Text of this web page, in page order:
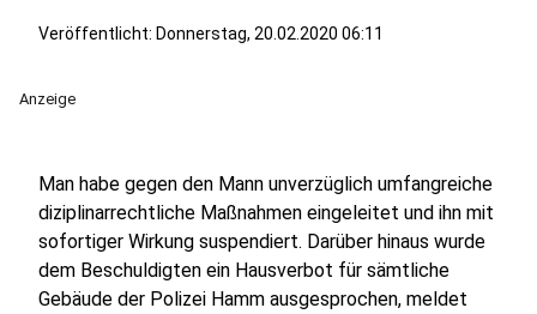
Veröffentlicht: Donnerstag, 20.02.2020 06:11
Anzeige
Man habe gegen den Mann unverzüglich umfangreiche
diziplinarrechtliche Maßnahmen eingeleitet und ihn mit
sofortiger Wirkung suspendiert. Darüber hinaus wurde
dem Beschuldigten ein Hausverbot für sämtliche
Gebäude der Polizei Hamm ausgesprochen, meldet